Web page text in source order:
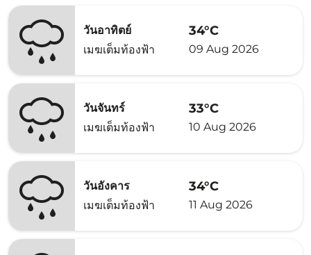
วันอาทิตย์
เมฆเต็มท้องฟ้า
34°C
09 Aug 2026
วันจันทร์
เมฆเต็มท้องฟ้า
33°C
10 Aug 2026
วันอังคาร
เมฆเต็มท้องฟ้า
34°C
11 Aug 2026